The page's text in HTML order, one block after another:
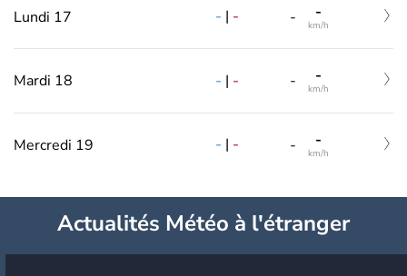
Lundi 17 - | - - -
km/h
Mardi 18 - | - - -
km/h
Mercredi 19 - | - - -
km/h
Actualités Météo à l'étranger